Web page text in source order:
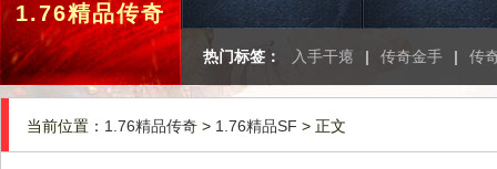
1.76精品传奇
热门标签： 入手干瘪 | 传奇金手 | 传
当前位置： 1.76精品传奇 > 1.76精品SF > 正文